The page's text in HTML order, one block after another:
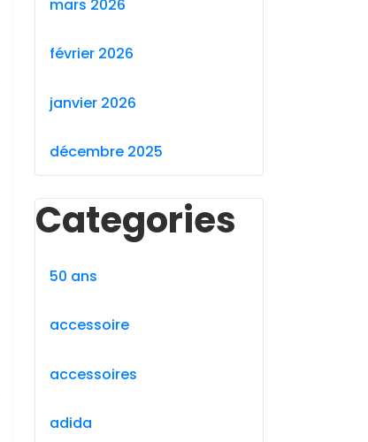
mars 2026
février 2026
janvier 2026
décembre 2025
Categories
50 ans
accessoire
accessoires
adida